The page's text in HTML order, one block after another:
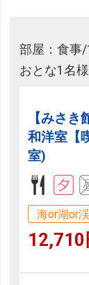
部屋：食事
おとな1名
【みさ
和洋室【
室)
海or湖or
12,710